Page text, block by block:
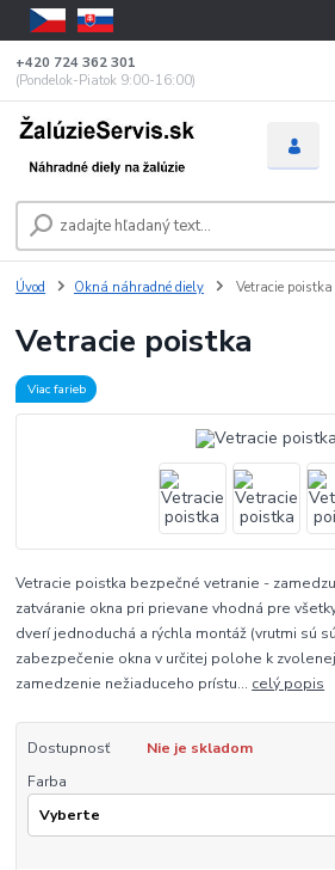
+420 724 362 301
(Pondelok-Piatok 9:00-16:00)
Úvod Okná náhradné diely Vetracie poistka
Vetracie poistka
Viac farieb
Vetracie poistka bezpečné vetranie -
zatváranie okna pri prievane vhodná pre
dverí jednoduchá a rýchla montáž (vrutmi sú
zabezpečenie okna v určitej polohe k
zamedzenie nežiaduceho prístu... celý popis
Dostupnosť
Nie je skladom
Farba